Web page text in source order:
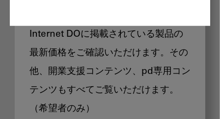
Internet DOに掲載されている製品の
最新価格をご確認いただけます。その
他、開業支援コンテンツ、pd専用コン
テンツもすべてご覧いただけます。
（希望者のみ）